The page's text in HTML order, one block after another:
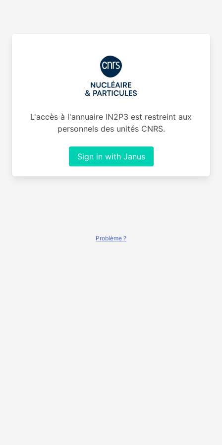
L'accès à l'annuaire IN2P3 est restreint aux
personnels des unités CNRS.
Sign in with Janus
Problème ?